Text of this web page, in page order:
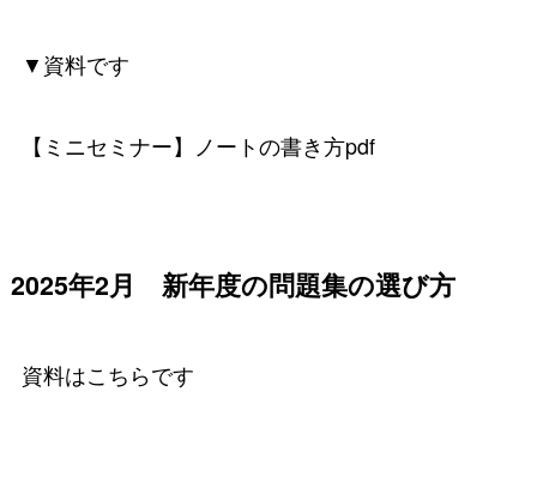
▼資料です
【ミニセミナー】ノートの書き方pdf
2025年2月 新年度の問題集の選び方
資料はこちらです